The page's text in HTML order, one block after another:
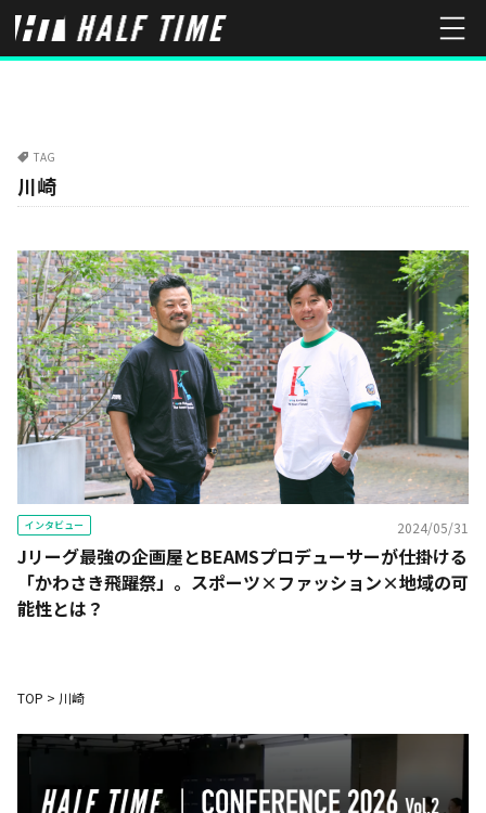
TAG
川崎
インタビュー 2024/05/31
Jリーグ最強の企画屋とBEAMSプロデューサーが仕掛ける
「かわさき飛躍祭」。スポーツ×ファッション×地域の可
能性とは？
TOP > 川崎